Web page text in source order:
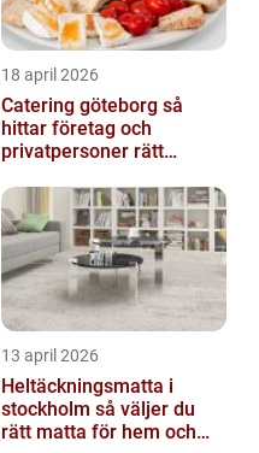
18 april 2026
Catering göteborg så
hittar företag och
privatpersoner rätt
13 april 2026
Heltäckningsmatta i
stockholm så väljer du
rätt matta för hem och